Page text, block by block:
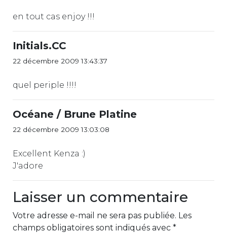
en tout cas enjoy !!!
Initials.CC
22 décembre 2009 13:43:37
quel periple !!!!
Océane / Brune Platine
22 décembre 2009 13:03:08
Excellent Kenza :)
J'adore
Laisser un commentaire
Votre adresse e-mail ne sera pas publiée. Les
champs obligatoires sont indiqués avec *